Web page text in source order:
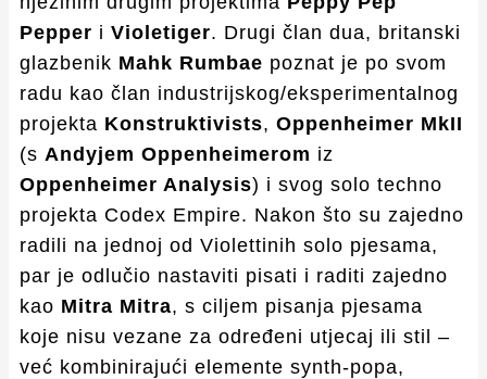
Pepper i Violetiger. Drugi član dua, britanski
glazbenik Mahk Rumbae poznat je po svom
radu kao član industrijskog/eksperimentalnog
projekta Konstruktivists, Oppenheimer MkII
(s Andyjem Oppenheimerom iz
Oppenheimer Analysis) i svog solo techno
projekta Codex Empire. Nakon što su zajedno
radili na jednoj od Violettinih solo pjesama,
par je odlučio nastaviti pisati i raditi zajedno
kao Mitra Mitra, s ciljem pisanja pjesama
koje nisu vezane za određeni utjecaj ili stil –
već kombinirajući elemente synth-popa,